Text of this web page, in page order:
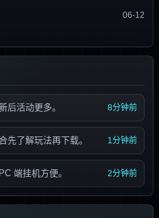
06-12
后活动更多。 8分钟前
先了解玩法再下载。 1分钟前
端挂机方便。 2分钟前